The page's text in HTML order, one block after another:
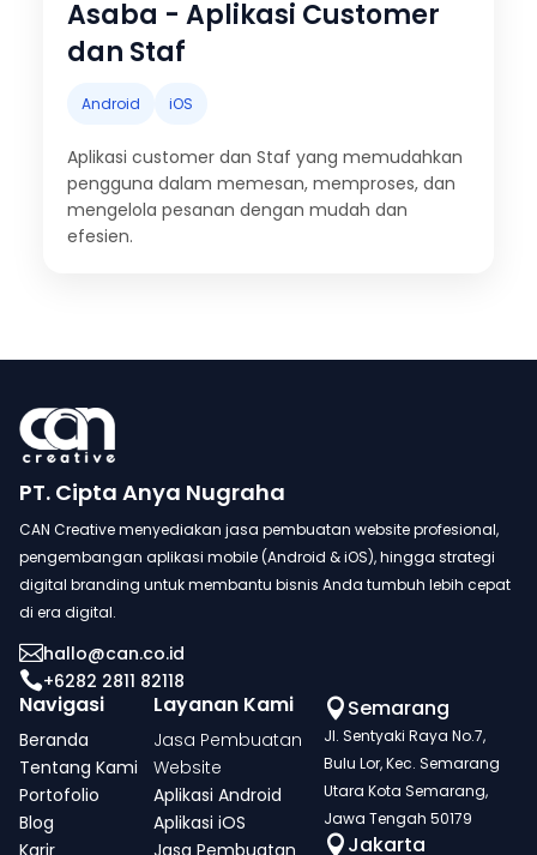
Asaba - Aplikasi Customer
dan Staf
Android iOS
Aplikasi customer dan Staf yang memudahkan
pengguna dalam memesan, memproses, dan
mengelola pesanan dengan mudah dan
efesien.
PT. Cipta Anya Nugraha
CAN Creative menyediakan jasa pembuatan website profesional,
pengembangan aplikasi mobile (Android & iOS), hingga strategi
digital branding untuk membantu bisnis Anda tumbuh lebih cepat
di era digital.
hallo@can.co.id
+6282 2811 82118
Navigasi
Beranda
Tentang Kami
Portofolio
Blog
Layanan Kami
Jasa Pembuatan
Website
Aplikasi Android
Aplikasi iOS
 Semarang
Jl. Sentyaki Raya No.7,
Bulu Lor, Kec. Semarang
Utara Kota Semarang,
Jawa Tengah 50179
 Jakarta